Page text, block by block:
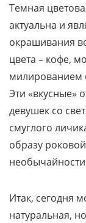
Темная
актуальна и
окрашивания
цвета – кофе,
милированием
Эти «вкусные»
девушек со
смуглого
образу
Итак, сегодня
натуральная,